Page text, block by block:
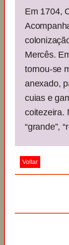
Em 1704,
Mercês.
tornou-se
anexado,
cuias e
coitezeira.
“grande”,
Voltar